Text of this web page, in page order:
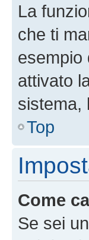
La
che ti
esempio
attivato
sistema,
Top
Come
Se sei